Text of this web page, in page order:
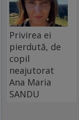
Privirea ei
pierdută, de
copil
neajutorat
Ana Maria
SANDU